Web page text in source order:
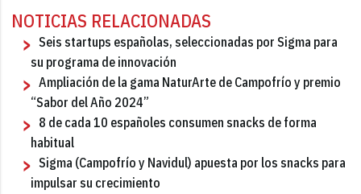
NOTICIAS RELACIONADAS
Seis startups españolas, seleccionadas por Sigma para
su programa de innovación
Ampliación de la gama NaturArte de Campofrío y premio
“Sabor del Año 2024”
8 de cada 10 españoles consumen snacks de forma
habitual
Sigma (Campofrío y Navidul) apuesta por los snacks para
impulsar su crecimiento